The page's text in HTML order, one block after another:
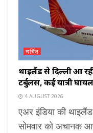
चर्चित
थाइलैंड से दिल्ली आ
टर्बुलेंस, कई यात्री घायल
4 AUGUST 2026
एअर इंडिया की
सोमवार को अचानक